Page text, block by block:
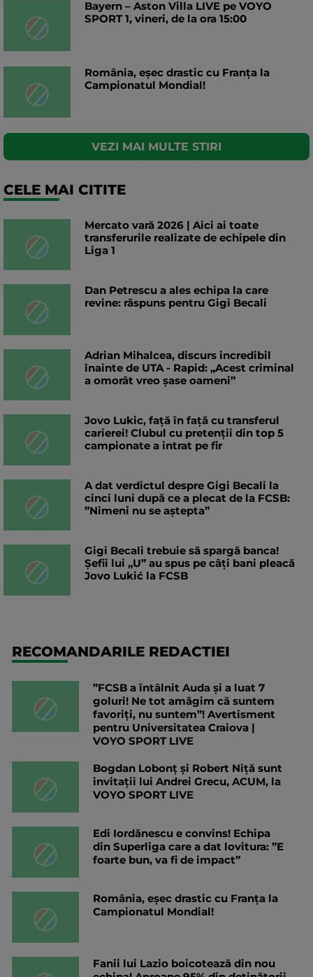
Bayern – Aston Villa LIVE pe VOYO
SPORT 1, vineri, de la ora 15:00
România, eșec drastic cu Franța la
Campionatul Mondial!
VEZI MAI MULTE STIRI
CELE MAI CITITE
Mercato vară 2026 | Aici ai toate
transferurile realizate de echipele din
Liga 1
Dan Petrescu a ales echipa la care
revine: răspuns pentru Gigi Becali
Adrian Mihalcea, discurs incredibil
înainte de UTA - Rapid: „Acest criminal
a omorât vreo șase oameni”
Jovo Lukic, față în față cu transferul
carierei! Clubul cu pretenții din top 5
campionate a intrat pe fir
A dat verdictul despre Gigi Becali la
cinci luni după ce a plecat de la FCSB:
”Nimeni nu se aștepta”
Gigi Becali trebuie să spargă banca!
Șefii lui „U” au spus pe câți bani pleacă
Jovo Lukić la FCSB
RECOMANDARILE REDACTIEI
”FCSB a întâlnit Auda și a luat 7
goluri! Ne tot amăgim că suntem
favoriți, nu suntem”! Avertisment
pentru Universitatea Craiova |
VOYO SPORT LIVE
Bogdan Lobonț și Robert Niță sunt
invitații lui Andrei Grecu, ACUM, la
VOYO SPORT LIVE
Edi Iordănescu e convins! Echipa
din Superliga care a dat lovitura: ”E
foarte bun, va fi de impact”
România, eșec drastic cu Franța la
Campionatul Mondial!
Fanii lui Lazio boicotează din nou